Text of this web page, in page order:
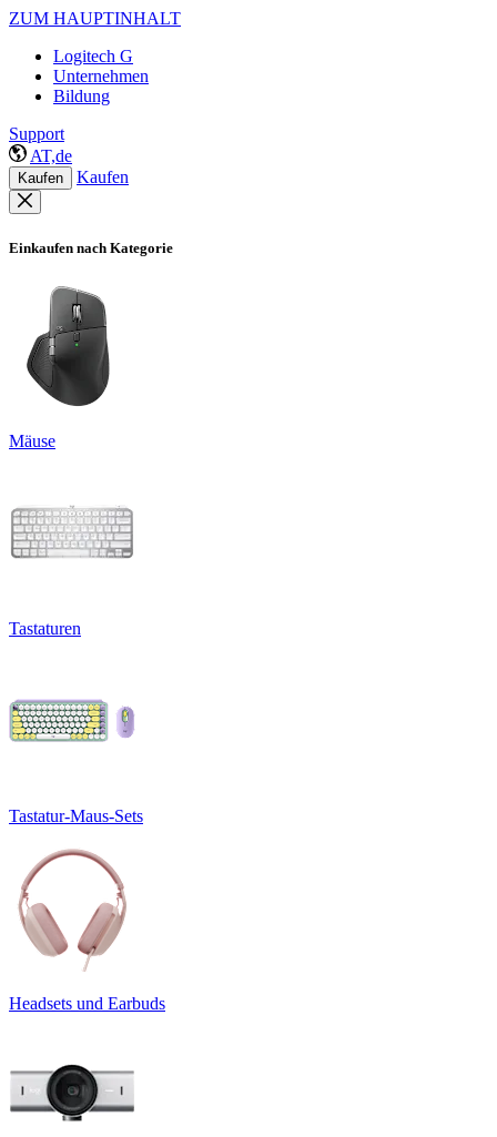
ZUM HAUPTINHALT
Logitech G
Unternehmen
Bildung
Support
AT,de
Kaufen Kaufen
Einkaufen nach Kategorie
Mäuse
Tastaturen
Tastatur-Maus-Sets
Headsets und Earbuds